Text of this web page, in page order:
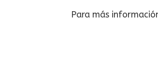
Para más